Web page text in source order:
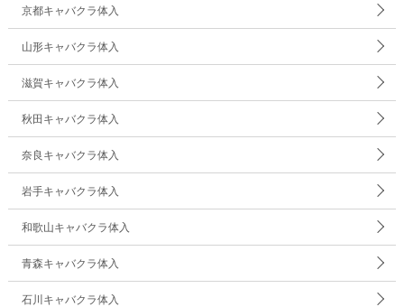
京都キャバクラ体入
山形キャバクラ体入
滋賀キャバクラ体入
秋田キャバクラ体入
奈良キャバクラ体入
岩手キャバクラ体入
和歌山キャバクラ体入
青森キャバクラ体入
石川キャバクラ体入